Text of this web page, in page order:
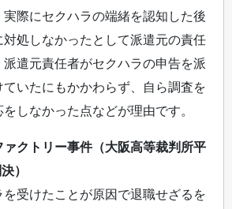
際にセクハラの端緒を認知した後
対処しなかったとして派遣元の責任
派遣元責任者がセクハラの申告を派
いたにもかかわらず、自ら調査を
しなかった点などが理由です。
クトリー事件（大阪高等裁判所平
）
受けたことが原因で退職せざるを